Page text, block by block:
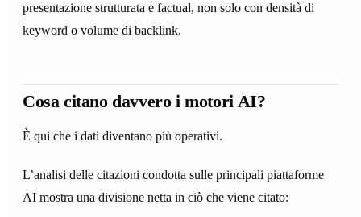
presentazione strutturata e factual, non solo con densità di
keyword o volume di backlink.
Cosa citano davvero i motori AI?
È qui che i dati diventano più operativi.
L’analisi delle citazioni condotta sulle principali piattaforme
AI mostra una divisione netta in ciò che viene citato: